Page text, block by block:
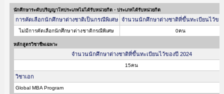
นักศึกษาระดับปริญญาโทประเภทไม่ได้รับหน่วยกิต・ประเภทได้รับหน่วยกิต
การคัดเลือกนักศึกษาต่างชาติเป็นกรณีพิเศษ จำนวนนักศึกษาต่างชาติที่ขึ้นทะเบียนไว้ขอ
ไม่มีการคัดเลือกนักศึกษาต่างชาติกรณีพิเศษ 0คน
หลักสูตรวิชาชีพเฉพาะ
จำนวนนักศึกษาต่างชาติที่ขึ้นทะเบียนไว้ของปี 2024
15คน
วิชาเอก
Global MBA Program